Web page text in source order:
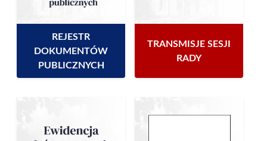
REJESTR
DOKUMENTÓW
PUBLICZNYCH
TRANSMISJE SESJI
RADY